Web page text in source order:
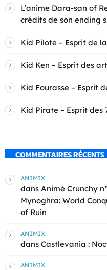
L’anime Dara-san of
crédits de son ending
Kid Pilote – Esprit de
Kid Ken – Esprit des
Kid Fourasse – Esprit
Kid Pirate – Esprit des
COMMENTAIRES RÉCENTS
ANIMIX
dans Animé Crunchy
Mynoghra: World
of Ruin
ANIMIX
dans Castlevania :
ANIMIX